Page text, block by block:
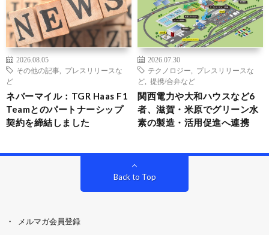
2026.08.05
その他の記事
プレスリリースな
ど
ネバーマイル：TGR Haas F1
Teamとのパートナーシップ
契約を締結しました
2026.07.30
テクノロジー
プレスリリースな
ど
提携/合弁など
関西電力や大和ハウスなど6
者、滋賀・米原でグリーン水
素の製造・活用促進へ連携
Back to Top
メルマガ会員登録